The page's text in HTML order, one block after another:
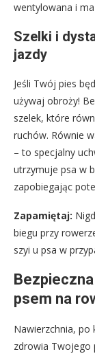
wentylowana i
Szelki i
jazdy
Jeśli Twój pies
używaj obroży!
szelek, które
ruchów. Równie
– to specjalny
utrzymuje psa w
zapobiegając
Zapamiętaj:
biegu przy
szyi u psa w
psem na
Nawierzchnia, po
zdrowia Twojego